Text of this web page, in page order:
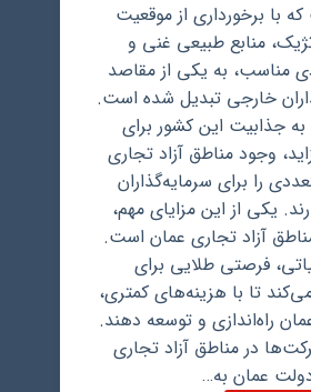
با برخورداری از موقعیت
منابع طبیعی غنی و
مناسب، به یکی از مقاصد
خارجی تبدیل شده است.
جذابیت این کشور برای
وجود مناطق آزاد تجاری
را برای سرمایه‌گذاران
یکی از این مزایای مهم،
آزاد تجاری عمان است.
فرصتی طلایی برای
تا با هزینه‌های کمتری،
راه‌اندازی و توسعه دهند.
در مناطق آزاد تجاری
عمان به…